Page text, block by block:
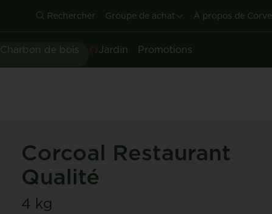
Rechercher Groupe de achat À propos de
Charbon de bois Jardin Promotions
Corcoal Restaurant
Qualité
4 kg